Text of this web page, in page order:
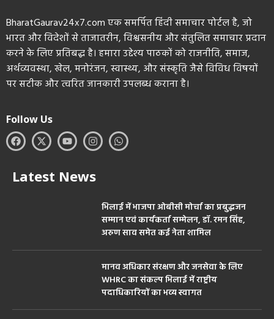
BharatGaurav24x7.com एक समर्पित हिंदी समाचार पोर्टल है, जो
भारत और विदेशों से ताजातरीन, विश्वसनीय और संतुलित समाचार प्रदान
करने के लिए प्रतिबद्ध है। हमारा उद्देश्य पाठकों को राजनीति, समाज,
अर्थव्यवस्था, खेल, मनोरंजन, स्वास्थ्य, और संस्कृति जैसे विविध विषयों
पर सटीक और त्वरित जानकारी उपलब्ध कराना है।
Follow Us
Latest News
भिलाई में भाजपा ओबीसी मोर्चा का प्रबुद्धजन
सम्मान एवं कार्यकर्ता सम्मेलन, डॉ. रमन सिंह,
अरुण साव समेत कई नेता शामिल
मानव अधिकार संरक्षण और जनसेवा के लिए
WHRC का संकल्प भिलाई में राष्ट्रीय
पदाधिकारियों का भव्य स्वागत